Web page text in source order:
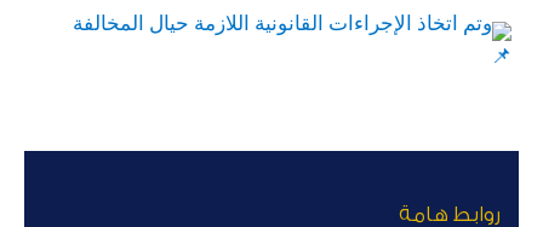
وتم اتخاذ الإجراءات القانونية اللازمة حيال المخالفة
روابط هامة